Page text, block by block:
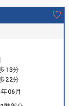
13分
22分
06月